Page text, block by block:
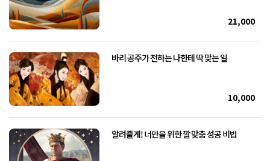
21,000
바리 공주가 전하는 나한테 딱 맞는 일
10,000
알려줄게! 너만을 위한 깔 맞춤 성공 비법